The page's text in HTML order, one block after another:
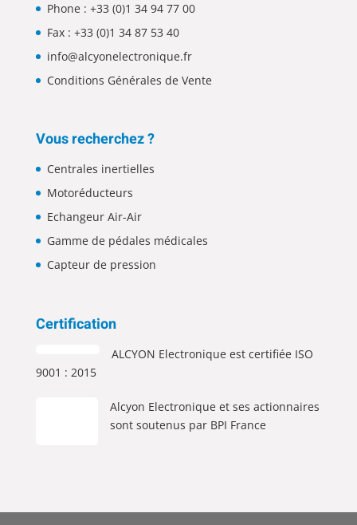
Phone : +33 (0)1 34 94 77 00
Fax : +33 (0)1 34 87 53 40
info@alcyonelectronique.fr
Conditions Générales de Vente
Vous recherchez ?
Centrales inertielles
Motoréducteurs
Echangeur Air-Air
Gamme de pédales médicales
Capteur de pression
Certification
ALCYON Electronique est certifiée ISO
9001 : 2015
Alcyon Electronique et ses actionnaires
sont soutenus par BPI France